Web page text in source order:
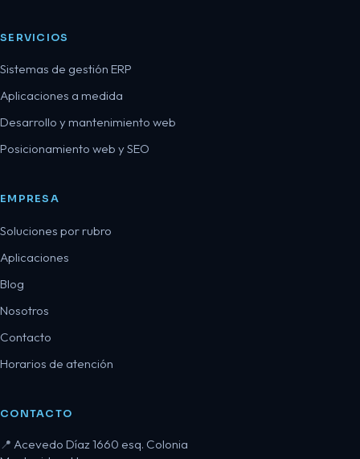
SERVICIOS
Sistemas de gestión ERP
Aplicaciones a medida
Desarrollo y mantenimiento web
Posicionamiento web y SEO
EMPRESA
Soluciones por rubro
Aplicaciones
Blog
Nosotros
Contacto
Horarios de atención
CONTACTO
📍 Acevedo Díaz 1660 esq. Colonia